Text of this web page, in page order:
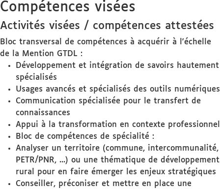
Compétences visées
Activités visées / compétences attestées
Bloc transversal de compétences à acquérir à l'échelle
de la Mention GTDL :
Développement et intégration de savoirs hautement
spécialisés
Usages avancés et spécialisés des outils numériques
Communication spécialisée pour le transfert de
connaissances
Appui à la transformation en contexte professionnel
Bloc de compétences de spécialité :
Analyser un territoire (commune, intercommunalité,
PETR/PNR, ...) ou une thématique de développement
rural pour en faire émerger les enjeux stratégiques
Conseiller, préconiser et mettre en place une